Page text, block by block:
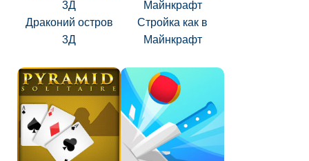
Драконий остров
3Д
Стройка как в
Майнкрафт